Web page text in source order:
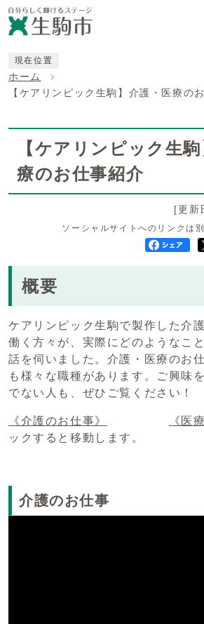
現在位置
ホーム
【ケアリンピック生駒】介護・医療の
【ケアリンピック生
療のお仕事紹介
[更新
ソーシャルサイトへのリンクは
概要
ケアリンピック生駒で製作した介
働く方々が、実際にどのようなこ
話を伺いました。介護・医療のお
も様々な職種があります。ご興味
でない人も、ぜひご覧ください！
《介護のお仕事》 《医
ックすると移動します。
介護のお仕事